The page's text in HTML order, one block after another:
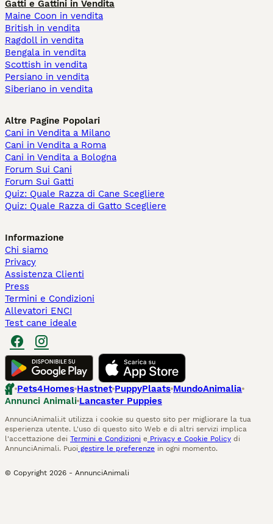
Gatti e Gattini in Vendita
Maine Coon in vendita
British in vendita
Ragdoll in vendita
Bengala in vendita
Scottish in vendita
Persiano in vendita
Siberiano in vendita
Altre Pagine Popolari
Cani in Vendita a Milano
Cani in Vendita a Roma
Cani in Vendita a Bologna
Forum Sui Cani
Forum Sui Gatti
Quiz: Quale Razza di Cane Scegliere
Quiz: Quale Razza di Gatto Scegliere
Informazione
Chi siamo
Privacy
Assistenza Clienti
Press
Termini e Condizioni
Allevatori ENCI
Test cane ideale
Pets4Homes Hastnet PuppyPlaats MundoAnimalia
Annunci Animali Lancaster Puppies
AnnunciAnimali.it utilizza i cookie su questo sito per migliorare la tua
esperienza utente. L'uso di questo sito Web e di altri servizi implica
l'accettazione dei Termini e Condizioni e Privacy e Cookie Policy di
AnnunciAnimali. Puoi gestire le preferenze in ogni momento.
© Copyright 2026 - AnnunciAnimali